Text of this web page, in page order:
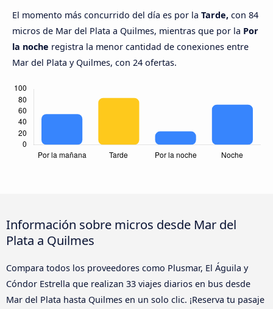
El momento más concurrido del día es por la Tarde, con 84
micros de Mar del Plata a Quilmes, mientras que por la Por
la noche registra la menor cantidad de conexiones entre
Mar del Plata y Quilmes, con 24 ofertas.
Información sobre micros desde Mar del
Plata a Quilmes
Compara todos los proveedores como Plusmar, El Águila y
Cóndor Estrella que realizan 33 viajes diarios en bus desde
Mar del Plata hasta Quilmes en un solo clic. ¡Reserva tu pasaje